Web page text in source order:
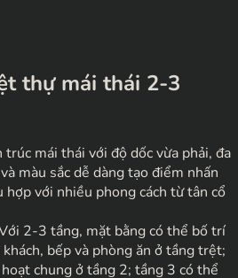
thự mái thái 2-3
trúc mái thái với độ dốc vừa phải, đa
màu sắc dễ dàng tạo điểm nhấn
hợp với nhiều phong cách từ tân cổ
2-3 tầng, mặt bằng có thể bố trí
bếp và phòng ăn ở tầng trệt;
chung ở tầng 2; tầng 3 có thể